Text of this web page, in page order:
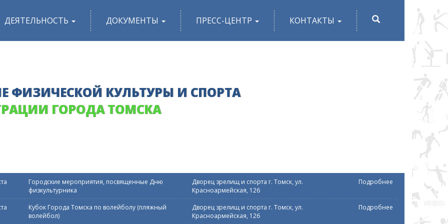
ДЕЯТЕЛЬНОСТЬ ДОКУМЕНТЫ ПРЕСС-ЦЕНТР КОНТАКТЫ
ФИЗИЧЕСКОЙ КУЛЬТУРЫ И СПОРТА
ГОРОДА ТОМСКА
Городские мероприятия, посвященные Дню
физкультурника
Дворец зрелищ и спорта г. Томск, ул.
Красноармейская, 126
Подробнее
Кубок Города Томска по волейболу (пляжный
волейбол)
Дворец зрелищ и спорта г. Томск, ул.
Красноармейская, 126
Подробнее